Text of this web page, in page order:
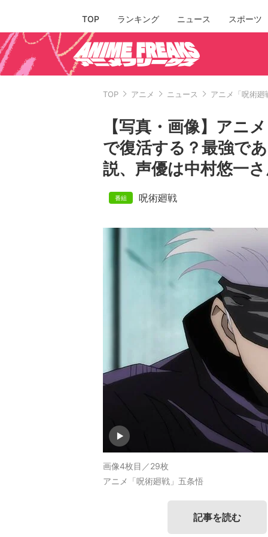
TOP ランキング ニュース スポーツ
TOP アニメ ニュース アニメ「呪術
【写真・画像】アニ
で復活する？最強で
説、声優は中村悠一
呪術廻戦
画像4枚目／29枚
アニメ「呪術廻戦」五条悟
記事を読む